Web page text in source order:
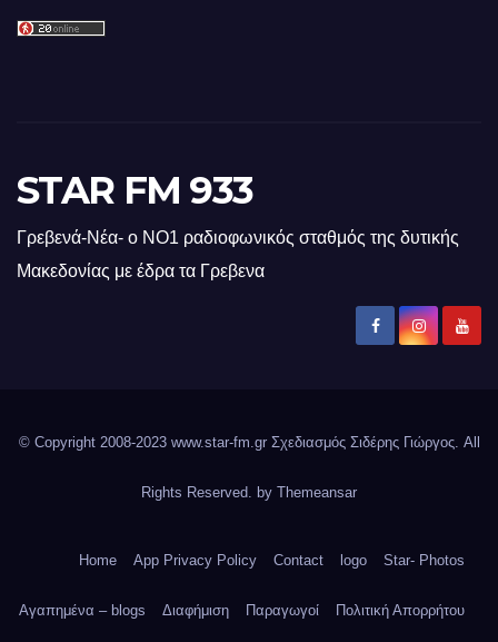
STAR FM 933
Γρεβενά-Νέα- ο ΝΟ1 ραδιοφωνικός σταθμός της δυτικής
Μακεδονίας με έδρα τα Γρεβενα
© Copyright 2008-2023 www.star-fm.gr Σχεδιασμός Σιδέρης Γιώργος. All
Rights Reserved. by Themeansar
Home App Privacy Policy Contact logo Star- Photos
Αγαπημένα – blogs Διαφήμιση Παραγωγοί Πολιτική Απορρήτου